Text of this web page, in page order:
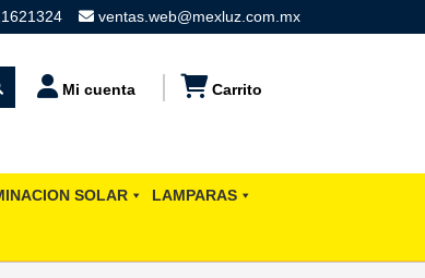
ventas.web@mexluz.com.mx
Mi cuenta Carrito
SOLAR LAMPARAS